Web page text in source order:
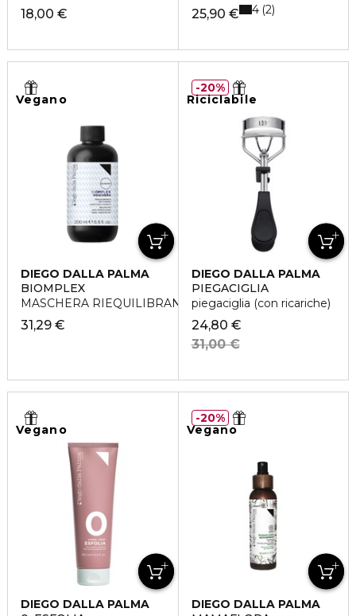
18,00 € 25,90 € 4 2
Vegano
DIEGO DALLA PALMA
BIOMPLEX
MASCHERA RIEQUILIBRANTE ANTI-STRESS
31,29 €
Riciclabile
DIEGO DALLA PALMA
PIEGACIGLIA
piegaciglia (con ricariche)
24,80 €
31,00 €
20%
Vegano
DIEGO DALLA PALMA
Vegano
DIEGO DALLA PALMA
20%